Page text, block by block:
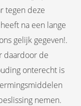
tegen deze
na een lange
gelijk gegeven!.
daardoor de
onterecht is
nemen.